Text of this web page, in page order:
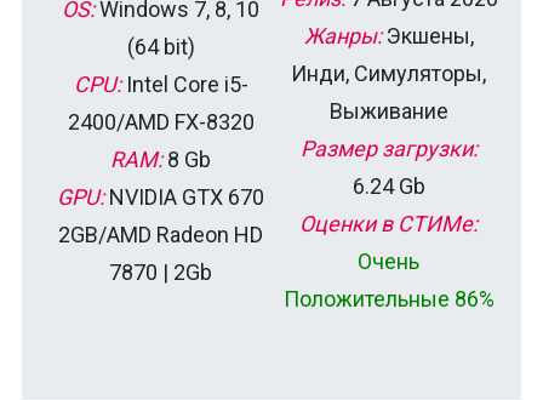
OS:Windows 7, 8, 10
(64 bit)
CPU:Intel Core i5-
2400/AMD FX-8320
RAM:8 Gb
GPU:NVIDIA GTX 670
2GB/AMD Radeon HD
7870 | 2Gb
Жанры:Экшены,
Инди, Симуляторы,
Выживание
Размер загрузки:
6.24 Gb
Оценки в СТИМе:
Очень
Положительные 86%